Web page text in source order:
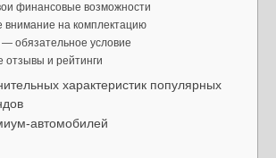
финансовые возможности
на комплектацию
— обязательное условие
отзывы и рейтинги
характеристик популярных
автомобилей